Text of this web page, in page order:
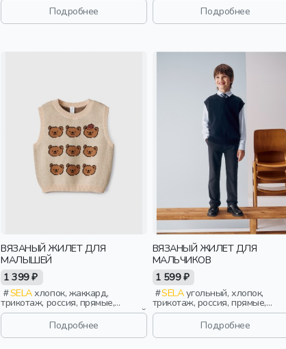
непромокаемые, воротник,
воротник-стойка, мальчики, дети
Подробнее вырез, пояс, спорт, мальчики,
Подробнее
ВЯЗАНЫЙ ЖИЛЕТ ДЛЯ
МАЛЫШЕЙ
1 399 ₽
SELAхлопок, жаккард,
трикотаж, россия, прямые,
резинка, вязаные, вырез, круглый
вырез, малыши, дети
Подробнее
ВЯЗАНЫЙ ЖИЛЕТ ДЛЯ
МАЛЬЧИКОВ
1 599 ₽
SELAугольный, хлопок,
трикотаж, россия, прямые,
резинка, вязаные, школа,
манжета, свободные, вырез,
пояс, мальчики, дети
Подробнее